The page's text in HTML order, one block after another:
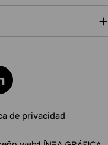
missing:
de privacidad